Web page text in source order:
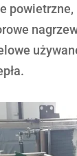
powietrzne,